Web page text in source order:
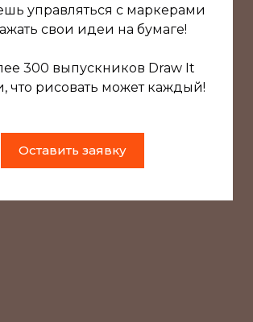
управляться с маркерами
свои идеи на бумаге!
300 выпускников Draw It
что рисовать может каждый!
Оставить заявку